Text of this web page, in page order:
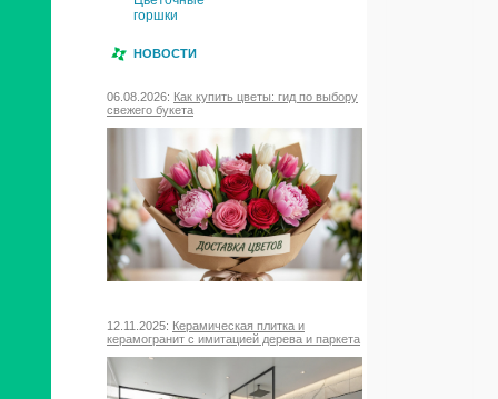
горшки
НОВОСТИ
06.08.2026: Как купить цветы: гид по выбору
свежего букета
12.11.2025: Керамическая плитка и
керамогранит с имитацией дерева и паркета